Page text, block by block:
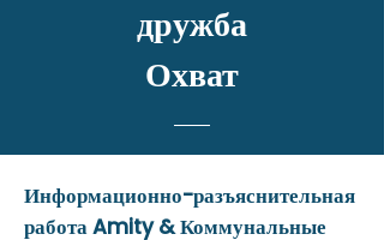
дружба
Охват
Информационно-разъяснительная
работа Amity & Коммунальные